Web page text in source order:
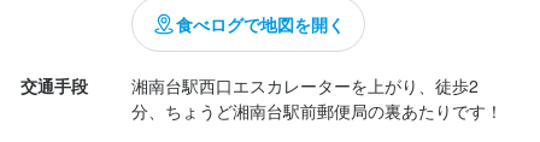
食べログで地図を開く
交通手段
湘南台駅西口エスカレーターを上がり、徒歩2
分、ちょうど湘南台駅前郵便局の裏あたりです！
盛り付け技術 ワインの知識
ウイスキーの知識 リキュール・スピリッツの知識
サービスマナー テーブルマナー 出店開業ノウハウ
メニュー開発
仕入れ・食材の目利き
盛り付け技術 ワインの知識
ウイスキーの知識 リキュール・スピリッツの知識
サービスマナー テーブルマナー 出店開業ノウハウ
メニュー開発
仕入れ・食材の目利き
盛り付け技術 ワインの知識
ウイスキーの知識 リキュール・スピリッツの知識
サービスマナー テーブルマナー 出店開業ノウハウ
メニュー開発
仕入れ・食材の目利き